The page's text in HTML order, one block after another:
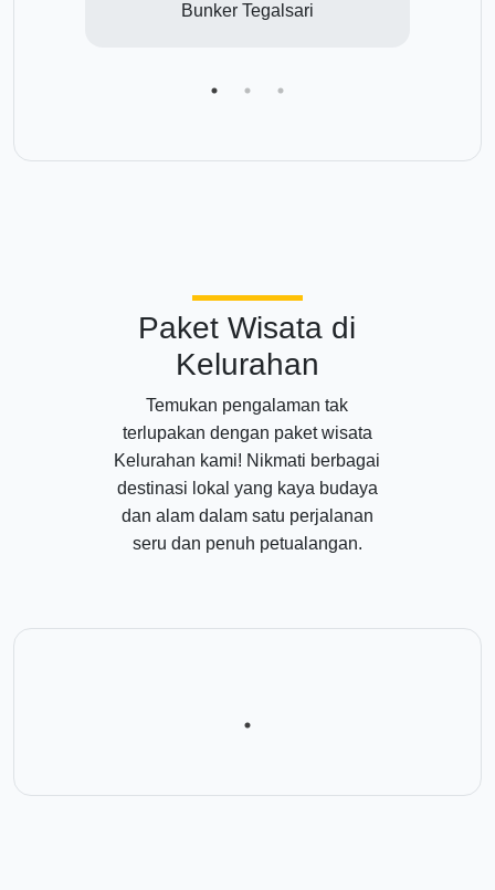
Bunker Tegalsari
Paket Wisata di
Kelurahan
Temukan pengalaman tak
terlupakan dengan paket wisata
Kelurahan kami! Nikmati berbagai
destinasi lokal yang kaya budaya
dan alam dalam satu perjalanan
seru dan penuh petualangan.